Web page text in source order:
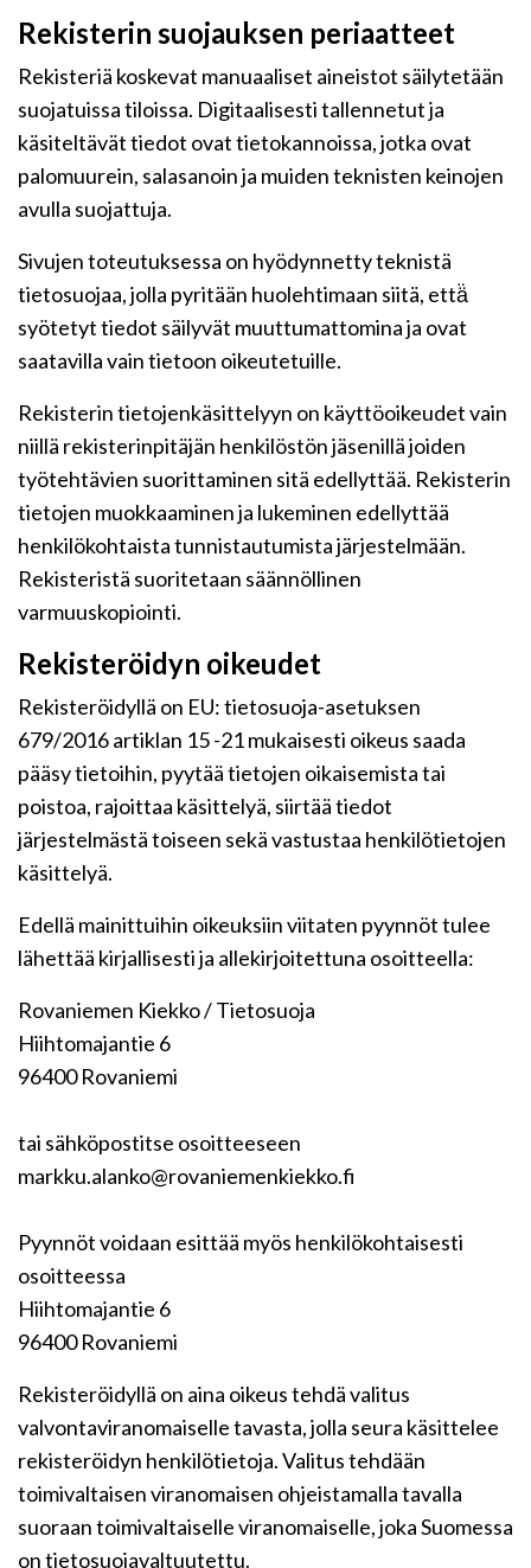
Rekisterin suojauksen periaatteet
Rekisteriä koskevat manuaaliset aineistot säilytetään
suojatuissa tiloissa. Digitaalisesti tallennetut ja
käsiteltävät tiedot ovat tietokannoissa, jotka ovat
palomuurein, salasanoin ja muiden teknisten keinojen
avulla suojattuja.
Sivujen toteutuksessa on hyödynnetty teknistä
tietosuojaa, jolla pyritään huolehtimaan siitä, että̈
syötetyt tiedot säilyvät muuttumattomina ja ovat
saatavilla vain tietoon oikeutetuille.
Rekisterin tietojenkäsittelyyn on käyttöoikeudet vain
niillä rekisterinpitäjän henkilöstön jäsenillä joiden
työtehtävien suorittaminen sitä edellyttää. Rekisterin
tietojen muokkaaminen ja lukeminen edellyttää
henkilökohtaista tunnistautumista järjestelmään.
Rekisteristä suoritetaan säännöllinen
varmuuskopiointi.
Rekisteröidyn oikeudet
Rekisteröidyllä on EU: tietosuoja-asetuksen
679/2016 artiklan 15 -21 mukaisesti oikeus saada
pääsy tietoihin, pyytää tietojen oikaisemista tai
poistoa, rajoittaa käsittelyä, siirtää tiedot
järjestelmästä toiseen sekä vastustaa henkilötietojen
käsittelyä.
Edellä mainittuihin oikeuksiin viitaten pyynnöt tulee
lähettää kirjallisesti ja allekirjoitettuna osoitteella:
Rovaniemen Kiekko / Tietosuoja
Hiihtomajantie 6
96400 Rovaniemi
tai sähköpostitse osoitteeseen
markku.alanko@rovaniemenkiekko.fi
Pyynnöt voidaan esittää myös henkilökohtaisesti
osoitteessa
Hiihtomajantie 6
96400 Rovaniemi
Rekisteröidyllä on aina oikeus tehdä valitus
valvontaviranomaiselle tavasta, jolla seura käsittelee
rekisteröidyn henkilötietoja. Valitus tehdään
toimivaltaisen viranomaisen ohjeistamalla tavalla
suoraan toimivaltaiselle viranomaiselle, joka Suomessa
on tietosuojavaltuutettu.